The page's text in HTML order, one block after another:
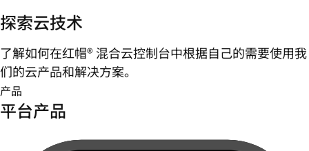
探索云技术
了解如何在红帽® 混合云控制台中根据自己的需要使用我
们的云产品和解决方案。
产品
平台产品